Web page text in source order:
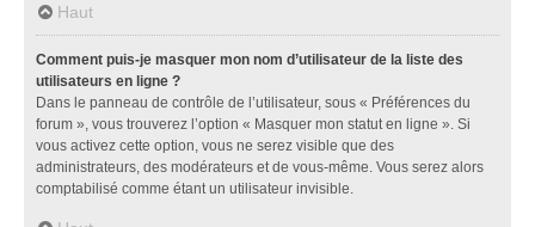
Haut
Comment puis-je masquer mon nom d’utilisateur de la liste des
utilisateurs en ligne ?
Dans le panneau de contrôle de l’utilisateur, sous « Préférences du
forum », vous trouverez l’option « Masquer mon statut en ligne ». Si
vous activez cette option, vous ne serez visible que des
administrateurs, des modérateurs et de vous-même. Vous serez alors
comptabilisé comme étant un utilisateur invisible.